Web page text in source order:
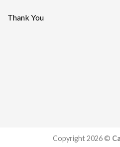
Thank You
Copyright 2026 ©